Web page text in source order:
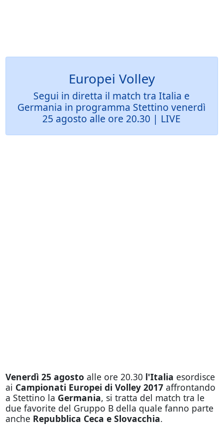
Europei Volley
Segui in diretta il match tra Italia e
Germania in programma Stettino venerdì
25 agosto alle ore 20.30 | LIVE
Venerdì 25 agosto alle ore 20.30 l'Italia esordisce
ai Campionati Europei di Volley 2017 affrontando
a Stettino la Germania, si tratta del match tra le
due favorite del Gruppo B della quale fanno parte
anche Repubblica Ceca e Slovacchia.